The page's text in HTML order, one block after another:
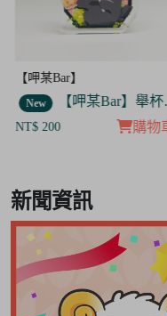
【呷某Bar】
New 【
NT$ 200 購物
of
8
新聞資訊